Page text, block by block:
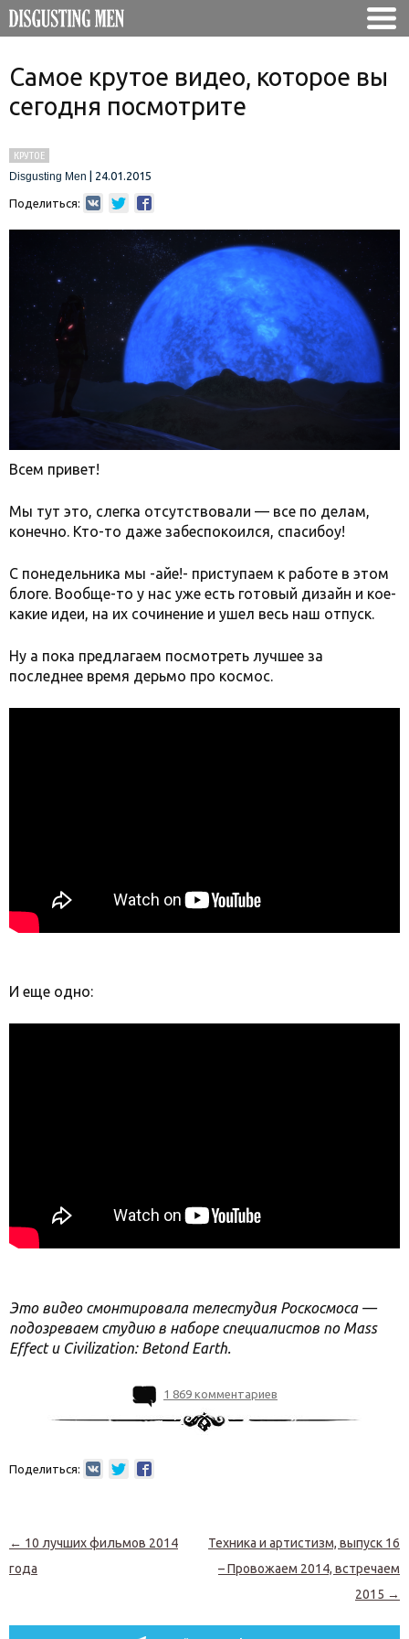
Самое крутое видео, которое вы
сегодня посмотрите
КРУТОЕ
Disgusting Men
24.01.2015
Поделиться:
Всем привет!
Мы тут это, слегка отсутствовали — все по делам,
конечно. Кто-то даже забеспокоился, спасибоу!
С понедельника мы -айе!- приступаем к работе в этом
блоге. Вообще-то у нас уже есть готовый дизайн и кое-
какие идеи, на их сочинение и ушел весь наш отпуск.
Ну а пока предлагаем посмотреть лучшее за
последнее время дерьмо про космос.
И еще одно:
Это видео смонтировала телестудия Роскосмоса —
подозреваем студию в наборе специалистов по Mass
Effect и Civilization: Betond Earth.
1 869 комментариев
Поделиться:
Навигация по записям
← 10 лучших фильмов 2014
года
Техника и артистизм, выпуск 16
– Провожаем 2014, встречаем
2015 →